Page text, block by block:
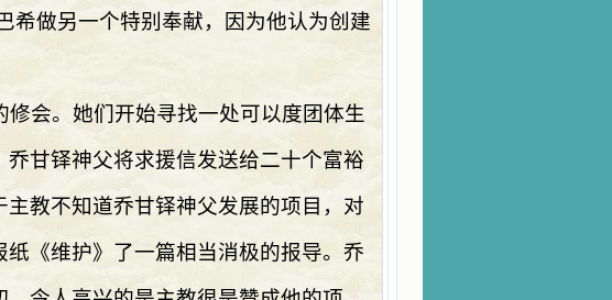
希做另一个特别奉献，因为他认为创建
会。她们开始寻找一处可以度团体生
甘铎神父将求援信发送给二十个富裕
教不知道乔甘铎神父发展的项目，对
《维护》了一篇相当消极的报导。乔